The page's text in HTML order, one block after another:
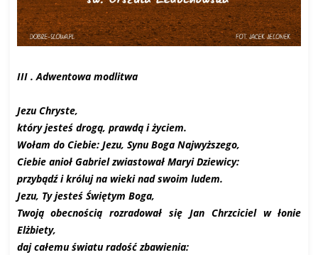
III . Adwentowa modlitwa
Jezu Chryste,
który jesteś drogą, prawdą i życiem.
Wołam do Ciebie: Jezu, Synu Boga Najwyższego,
Ciebie anioł Gabriel zwiastował Maryi Dziewicy:
przybądź i króluj na wieki nad swoim ludem.
Jezu, Ty jesteś Świętym Boga,
Twoją obecnością rozradował się Jan Chrzciciel w łonie
Elżbiety,
daj całemu światu radość zbawienia: